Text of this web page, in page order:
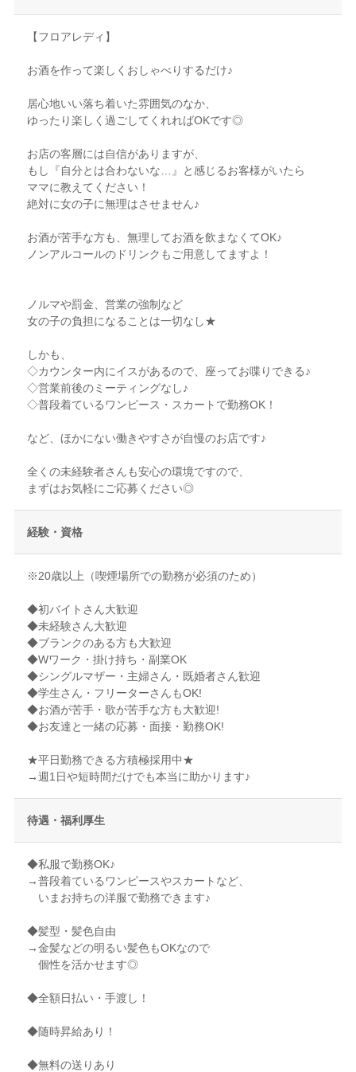
【フロアレディ】
お酒を作って楽しくおしゃべりするだけ♪
居心地いい落ち着いた雰囲気のなか、
ゆったり楽しく過ごしてくれればOKです◎
お店の客層には自信がありますが、
もし『自分とは合わないな…』と感じるお客様がいたら
ママに教えてください！
絶対に女の子に無理はさせません♪
お酒が苦手な方も、無理してお酒を飲まなくてOK♪
ノンアルコールのドリンクもご用意してますよ！
ノルマや罰金、営業の強制など
女の子の負担になることは一切なし★
しかも、
◇カウンター内にイスがあるので、座ってお喋りできる♪
◇営業前後のミーティングなし♪
◇普段着ているワンピース・スカートで勤務OK！
など、ほかにない働きやすさが自慢のお店です♪
全くの未経験者さんも安心の環境ですので、
まずはお気軽にご応募ください◎
経験・資格
※20歳以上（喫煙場所での勤務が必須のため）
◆初バイトさん大歓迎
◆未経験さん大歓迎
◆ブランクのある方も大歓迎
◆Wワーク・掛け持ち・副業OK
◆シングルマザー・主婦さん・既婚者さん歓迎
◆学生さん・フリーターさんもOK!
◆お酒が苦手・歌が苦手な方も大歓迎!
◆お友達と一緒の応募・面接・勤務OK!
★平日勤務できる方積極採用中★
→週1日や短時間だけでも本当に助かります♪
待遇・福利厚生
◆私服で勤務OK♪
→普段着ているワンピースやスカートなど、
いまお持ちの洋服で勤務できます♪
◆髪型・髪色自由
→金髪などの明るい髪色もOKなので
個性を活かせます◎
◆全額日払い・手渡し！
◆随時昇給あり！
◆無料の送りあり